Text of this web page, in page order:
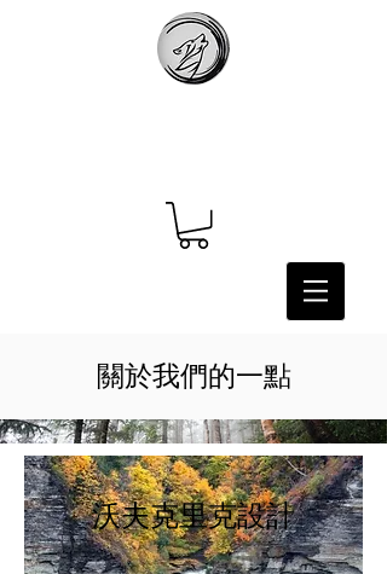
關於我們的一點
沃夫克里克設計